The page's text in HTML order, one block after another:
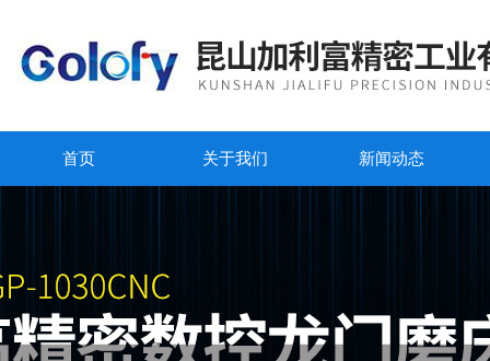
首页 关于我们 新闻动态